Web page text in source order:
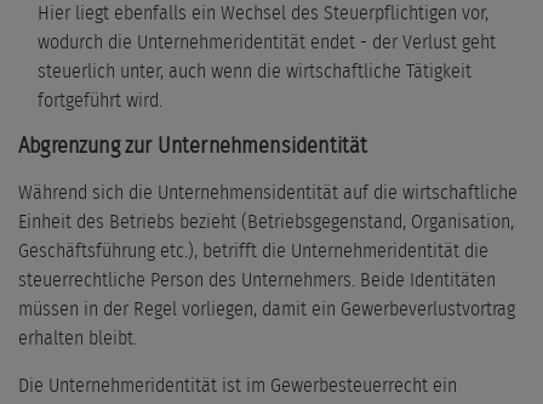
Hier liegt ebenfalls ein Wechsel des Steuerpflichtigen vor,
wodurch die Unternehmeridentität endet - der Verlust geht
steuerlich unter, auch wenn die wirtschaftliche Tätigkeit
fortgeführt wird.
Abgrenzung zur Unternehmensidentität
Während sich die Unternehmensidentität auf die wirtschaftliche
Einheit des Betriebs bezieht (Betriebsgegenstand, Organisation,
Geschäftsführung etc.), betrifft die Unternehmeridentität die
steuerrechtliche Person des Unternehmers. Beide Identitäten
müssen in der Regel vorliegen, damit ein Gewerbeverlustvortrag
erhalten bleibt.
Die Unternehmeridentität ist im Gewerbesteuerrecht ein